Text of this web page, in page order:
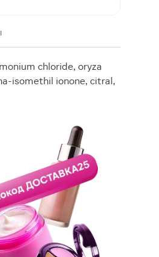
chloride, oryza
isomethil ionone, citral,